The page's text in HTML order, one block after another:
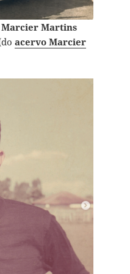
Marcier Martins
acervo Marcier